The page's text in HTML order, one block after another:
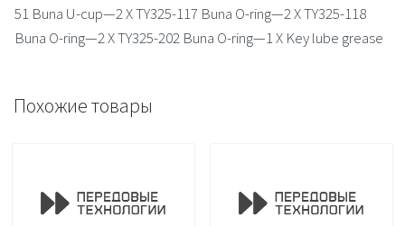
51 Buna U-cup—2 X TY325-117 Buna O-ring—2 X TY325-118
Buna O-ring—2 X TY325-202 Buna O-ring—1 X Key lube grease
Похожие товары